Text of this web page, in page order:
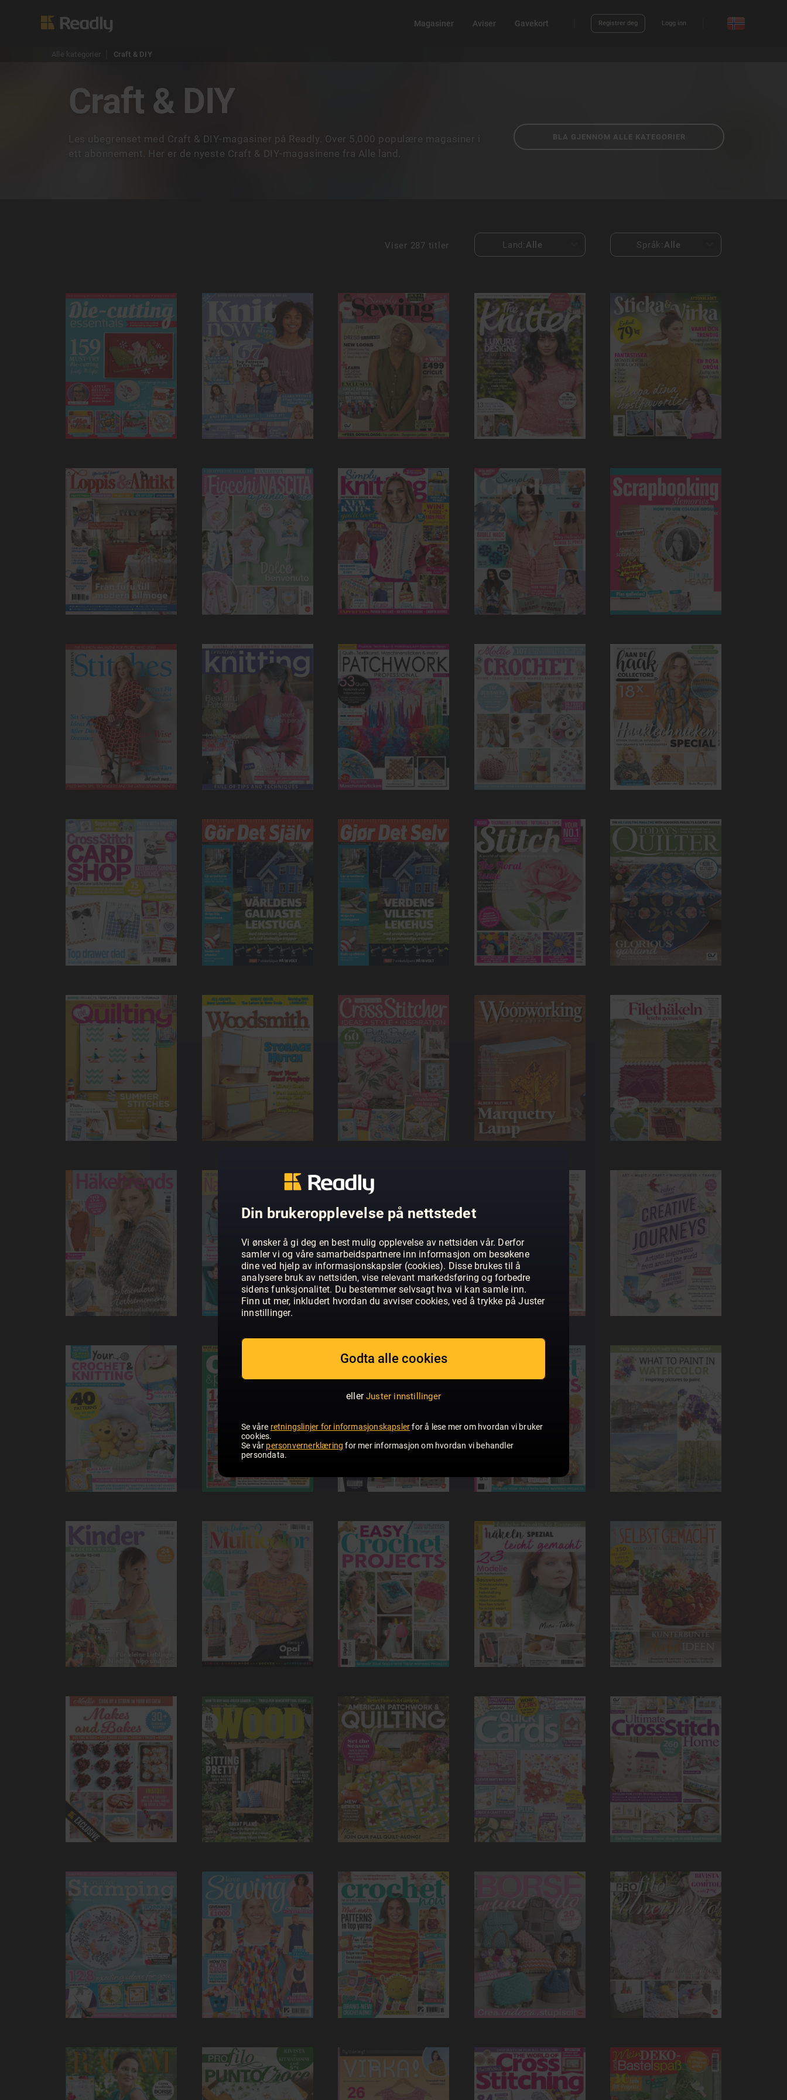
Din brukeropplevelse på nettstedet
Vi ønsker å gi deg en best mulig opplevelse av nettsiden vår. Derfor
samler vi og våre samarbeidspartnere inn informasjon om besøkene
dine ved hjelp av informasjonskapsler (cookies). Disse brukes til å
analysere bruk av nettsiden, vise relevant markedsføring og forbedre
sidens funksjonalitet. Du bestemmer selvsagt hva vi kan samle inn.
Finn ut mer, inkludert hvordan du avviser cookies, ved å trykke på Juster
innstillinger.
Godta alle cookies
eller Juster innstillinger
Se våre retningslinjer for informasjonskapslerfor å lese mer om hvordan vi bruker
cookies.
Se vår personvernerklæring for mer informasjon om hvordan vi behandler
persondata.
Magasiner Aviser Gavekort Registrer deg Logg inn
Alle kategorier Craft & DIY
Craft & DIY
Les ubegrenset med Craft & DIY-magasiner på Readly. Over 5,000 populære magasiner i
ett abonnement. Her er de nyeste Craft & DIY-magasinene fra Alle land.
BLA GJENNOM ALLE KATEGORIER
Viser 287 titler Land: Alle Språk: Alle